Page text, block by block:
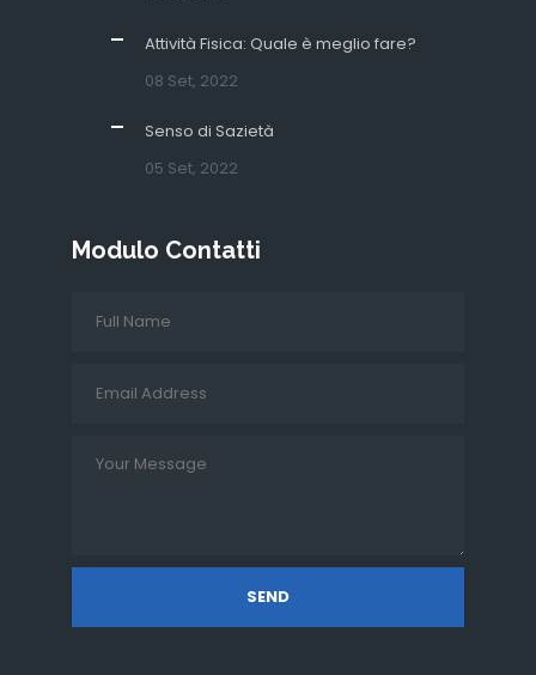
Attività Fisica: Quale è meglio fare?
08 Set, 2022
Senso di Sazietà
05 Set, 2022
Modulo Contatti
SEND